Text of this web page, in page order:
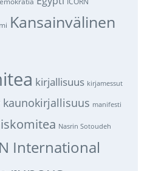
Kansainvälinen
kirjallisuus kirjamessut
kaunokirjallisuus manifesti
Nasrin Sotoudeh
International